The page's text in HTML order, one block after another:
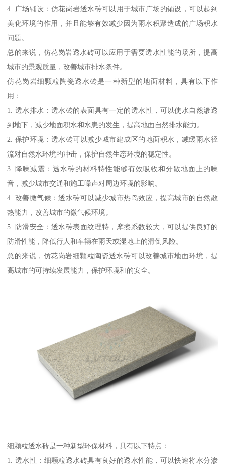
4. 广场铺设：仿花岗岩透水砖可以用于城市广场的铺设，可以起到
美化环境的作用，并且能够有效减少因为雨水积聚造成的广场积水
问题。
总的来说，仿花岗岩透水砖可以应用于需要透水性能的场所，提高
城市的景观质量，改善城市排水条件。
仿花岗岩细颗粒陶瓷透水砖是一种新型的地面材料，具有以下作
用：
1. 透水排水：透水砖的表面具有一定的透水性，可以使水自然渗透
到地下，减少地面积水和水患的发生，提高地面自然排水能力。
2. 保护环境：透水砖可以减少城市建成区的地面积水，减缓雨水径
流对自然水环境的冲击，保护自然生态环境的稳定性。
3. 降噪减震：透水砖的材料特性能够有效吸收和分散地面上的噪
音，减少城市交通和施工噪声对周边环境的影响。
4. 改善微气候：透水砖可以减少城市热岛效应，提高城市的自然散
热能力，改善城市的微气候环境。
5. 防滑安全：透水砖表面纹理特，摩擦系数较大，可以提供良好的
防滑性能，降低行人和车辆在雨天或湿地上的滑倒风险。
总的来说，仿花岗岩细颗粒陶瓷透水砖可以改善城市地面环境，提
高城市的可持续发展能力，保护环境和的安全。
细颗粒透水砖是一种新型环保材料，具有以下特点：
1. 透水性：细颗粒透水砖具有良好的透水性能，可以快速将水分渗